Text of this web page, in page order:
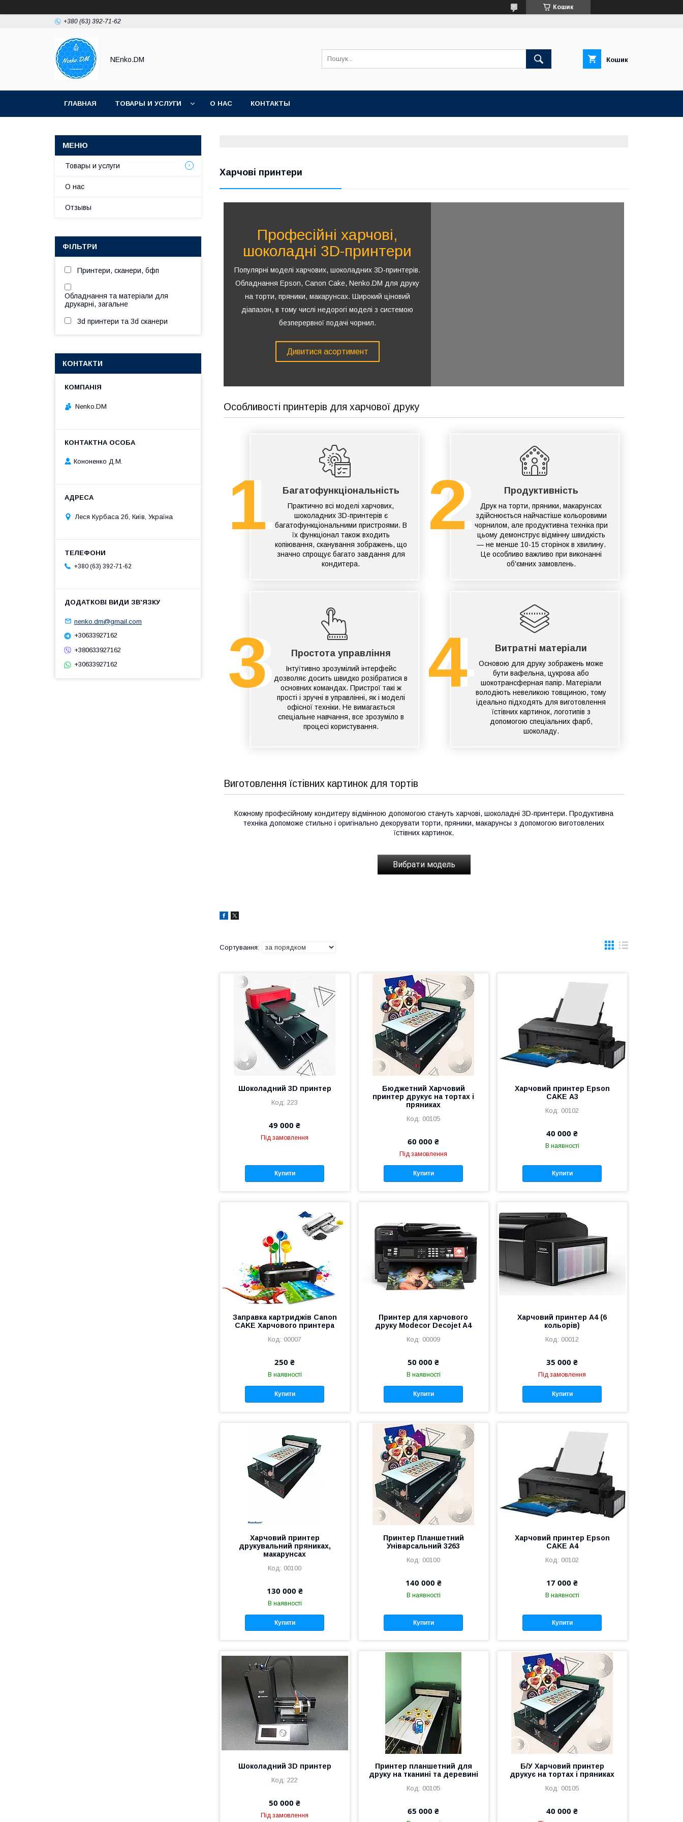
Кошик
+380 (63) 392-71-62
NEnko.DM Кошик
ГЛАВНАЯ ТОВАРЫ И УСЛУГИ О НАС КОНТАКТЫ
Харчові принтери
Професійні харчові,
шоколадні 3D-принтери
Популярні моделі харчових, шоколадних 3D-принтерів.
Обладнання Epson, Canon Cake, Nenko.DM для друку
на торти, пряники, макарунсах. Широкий ціновий
діапазон, в тому числі недорогі моделі з системою
безперервної подачі чорнил.
Дивитися асортимент
Особливості принтерів для харчової друку
1 Багатофункціональність
Практично всі моделі харчових,
шоколадних 3D-принтерів є
багатофункціональними пристроями. В
їх функціонал також входить
копіювання, сканування зображень, що
значно спрощує багато завдання для
кондитера.
2 Продуктивність
Друк на торти, пряники, макарунсах
здійснюється найчастіше кольоровими
чорнилом, але продуктивна техніка при
цьому демонструє відмінну швидкість
— не менше 10-15 сторінок в хвилину.
Це особливо важливо при виконанні
об'ємних замовлень.
3 Простота управління
Інтуїтивно зрозумілий інтерфейс
дозволяє досить швидко розібратися в
основних командах. Пристрої такі ж
прості і зручні в управлінні, як і моделі
офісної техніки. Не вимагається
спеціальне навчання, все зрозуміло в
процесі користування.
4 Витратні матеріали
Основою для друку зображень може
бути вафельна, цукрова або
шокотрансферная папір. Матеріали
володіють невеликою товщиною, тому
ідеально підходять для виготовлення
їстівних картинок, логотипів з
допомогою спеціальних фарб,
шоколаду.
Виготовлення їстівних картинок для тортів
Кожному професійному кондитеру відмінною допомогою стануть харчові, шоколадні 3D-принтери. Продуктивна
техніка допоможе стильно і оригінально декорувати торти, пряники, макарунсы з допомогою виготовлених
їстівних картинок.
Вибрати модель
Шоколадний 3D принтер
223
49 000 ₴
Під замовлення
Купити
Бюджетний Харчовий
принтер друкує на тортах і
пряниках
00105
60 000 ₴
Під замовлення
Купити
Харчовий принтер Epson
CAKE А3
00102
40 000 ₴
В наявності
Купити
Заправка картриджів Canon
CAKE Харчового принтера
00007
250 ₴
В наявності
Купити
Принтер для харчового
друку Modecor Decojet A4
00009
50 000 ₴
В наявності
Купити
Харчовий принтер А4 (6
кольорів)
00012
35 000 ₴
Під замовлення
Купити
Харчовий принтер
друкувальний пряниках,
макарунсах
00100
130 000 ₴
В наявності
Купити
Принтер Планшетний
Уніварсальний 3263
00100
140 000 ₴
В наявності
Купити
Харчовий принтер Epson
CAKE А4
00102
17 000 ₴
В наявності
Купити
Шоколадний 3D принтер
222
50 000 ₴
Під замовлення
Принтер планшетний для
друку на тканині та деревині
00105
65 000 ₴
Б/У Харчовий принтер
друкує на тортах і пряниках
00105
40 000 ₴
Товары и услуги
О нас
Отзывы
ФІЛЬТРИ
Принтери, сканери, бфп
Обладнання та матеріали для
друкарні, загальне
3d принтери та 3d сканери
КОНТАКТИ
Nenko.DM
Кононенко Д.М.
Леся Курбаса 2б, Київ, Україна
+380 (63) 392-71-62
nenko.dm@gmail.com
+30633927162
+380633927162
+30633927162